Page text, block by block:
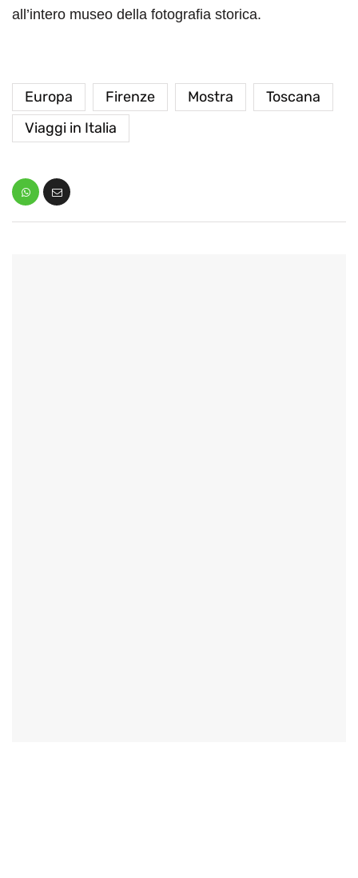
all’intero museo della fotografia storica.
Europa Firenze Mostra
Toscana
Viaggi in Italia